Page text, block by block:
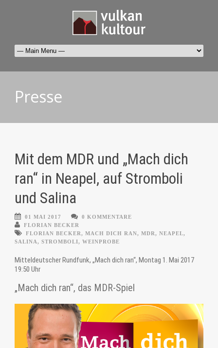
Presse
Mit dem MDR und „Mach dich
ran“ in Neapel, auf Stromboli
und Salina
01 MAI 2017
0 KOMMENTARE
FLORIAN BECKER
FLORIAN BECKER, MACH DICH RAN, MDR, NEAPEL,
SALINA, STROMBOLI, WEINPROBE
Mitteldeutscher Rundfunk, „Mach dich ran“, Montag 1. Mai 2017
19:50 Uhr
„Mach dich ran“, das MDR-Spiel